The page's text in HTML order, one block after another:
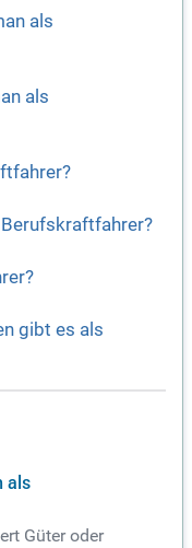
als
als
gibt es als
als
Güter oder